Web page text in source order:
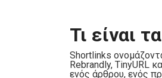
Τι είναι
Shortlinks
Rebrandly, TinyURL
ενός άρθρου, ενός